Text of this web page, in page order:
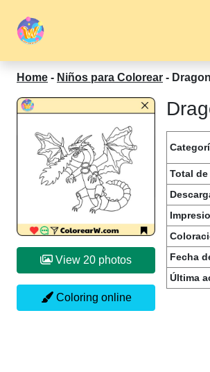
Home - Niños para Colorear -
View 20 photos
Coloring online
Total
Fecha
Última